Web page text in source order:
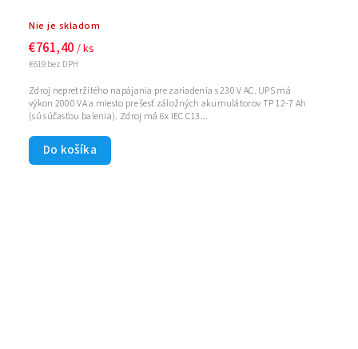
Nie je skladom
€619 bez DPH
€761,40 / ks
Do košíka
Zdroj nepretržitého napájania pre zariadenia s 230 V AC. UPS má
výkon 2000 VA a miesto pre šesť záložných akumulátorov TP 12-7 Ah
(sú súčasťou balenia). Zdroj má 6x IEC C13...